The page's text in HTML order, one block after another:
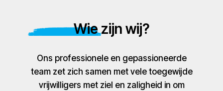
Wie zijn wij?
Ons professionele en gepassioneerde
team zet zich samen met vele toegewijde
vrijwilligers met ziel en zaligheid in om